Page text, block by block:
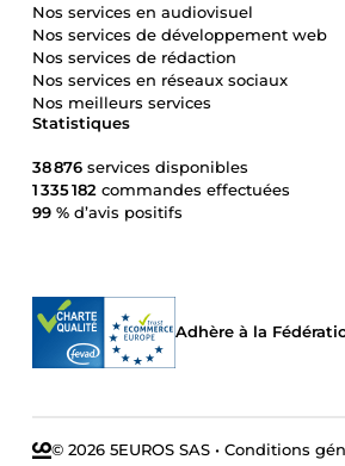
Statistiques
38 876 services disponibles
1 335 182 commandes effectuées
99 % d’avis positifs
Nos services en audiovisuel
Nos services de développement web
Nos services de rédaction
Nos services en réseaux sociaux
Nos meilleurs services
Adhère à la
© 2026 5EUROS SAS • Conditions